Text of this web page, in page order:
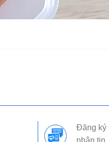
Đăng ký
nhận tin